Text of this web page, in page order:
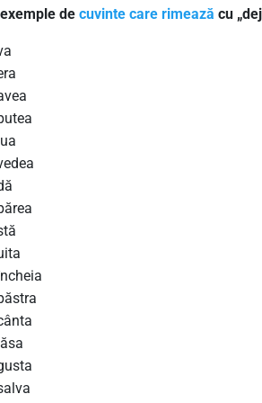
de cuvinte care rimează cu